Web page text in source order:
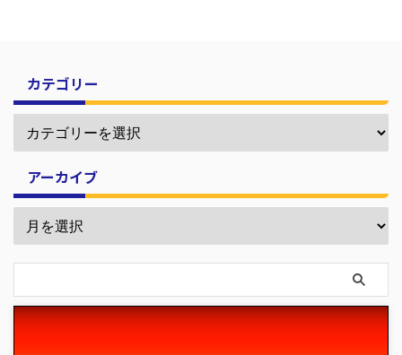
カテゴリー
アーカイブ